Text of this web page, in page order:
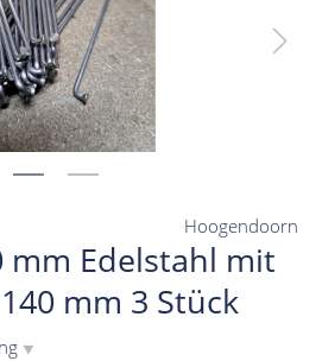
mm Edelstahl mit
mm 3 Stück
▼
Hoogendoorn